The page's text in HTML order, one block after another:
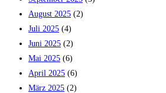
August 2025 (2)
Juli 2025 (4)
Juni 2025 (2)
Mai 2025 (6)
April 2025 (6)
März 2025 (2)